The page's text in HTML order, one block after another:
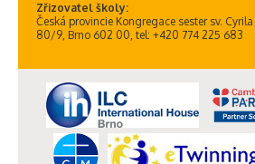
Zřizovatel školy:
Česká provincie Kongregace sester sv.
80/9, Brno 602 00, tel: +420 774 225 683